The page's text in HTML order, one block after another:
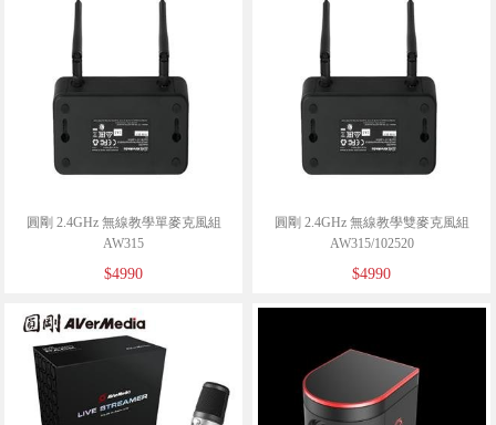
圓剛 2.4GHz 無線教學單麥克風組
AW315
$4990
圓剛 2.4GHz 無線教學雙麥克風組
AW315/102520
$4990